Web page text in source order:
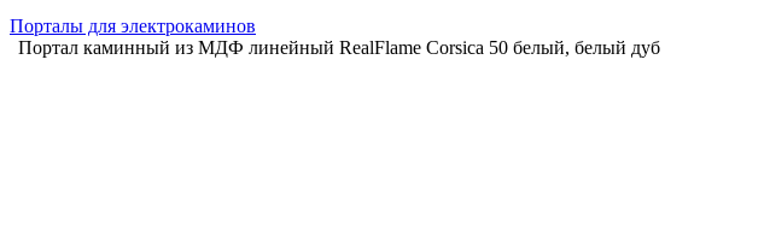
Порталы для электрокаминов
Портал каминный из МДФ линейный RealFlame Corsica 50 белый, белый дуб